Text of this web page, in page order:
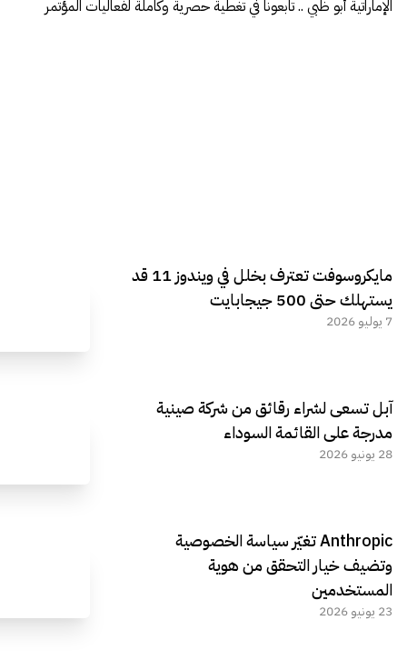
الإماراتية أبو ظبي .. تابعونا في تغطية حصرية وكاملة لفعاليات المؤتمر
مايكروسوفت تعترف بخلل في ويندوز 11 قد
يستهلك حتى 500 جيجابايت
7 يوليو 2026
آبل تسعى لشراء رقائق من شركة صينية
مدرجة على القائمة السوداء
28 يونيو 2026
Anthropic تغيّر سياسة الخصوصية
وتضيف خيار التحقق من هوية
المستخدمين
23 يونيو 2026